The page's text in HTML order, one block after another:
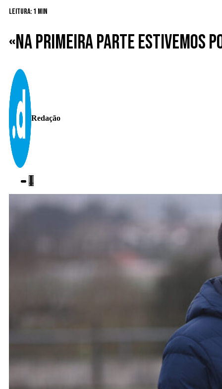
Leitura: 1 min
«Na primeira parte estivemos
Redação